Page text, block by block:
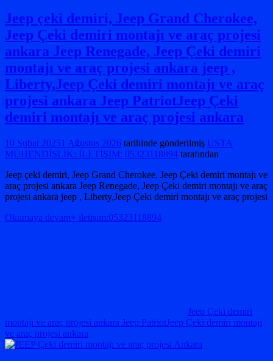
Jeep çeki demiri, Jeep Grand Cherokee,
Jeep Çeki demiri montajı ve araç projesi
ankara Jeep Renegade, Jeep Çeki demiri
montajı ve araç projesi ankara jeep ,
Liberty,Jeep Çeki demiri montajı ve araç
projesi ankara Jeep PatriotJeep Çeki
demiri montajı ve araç projesi ankara
10 Şubat 20251 Ağustos 2026 tarihinde gönderilmiş USTA
MÜHENDİSLİK: İLETİŞİM: 05323118894 tarafından
Jeep çeki demiri, Jeep Grand Cherokee, Jeep Çeki demiri montajı ve
araç projesi ankara Jeep Renegade, Jeep Çeki demiri montajı ve araç
projesi ankara jeep , Liberty,Jeep Çeki demiri montajı ve araç projesi
Okumaya devam+ iletişim:05323118894
Jeep Çeki demiri
montajı ve araç projesi ankara Jeep PatriotJeep Çeki demiri montajı
ve araç projesi ankara